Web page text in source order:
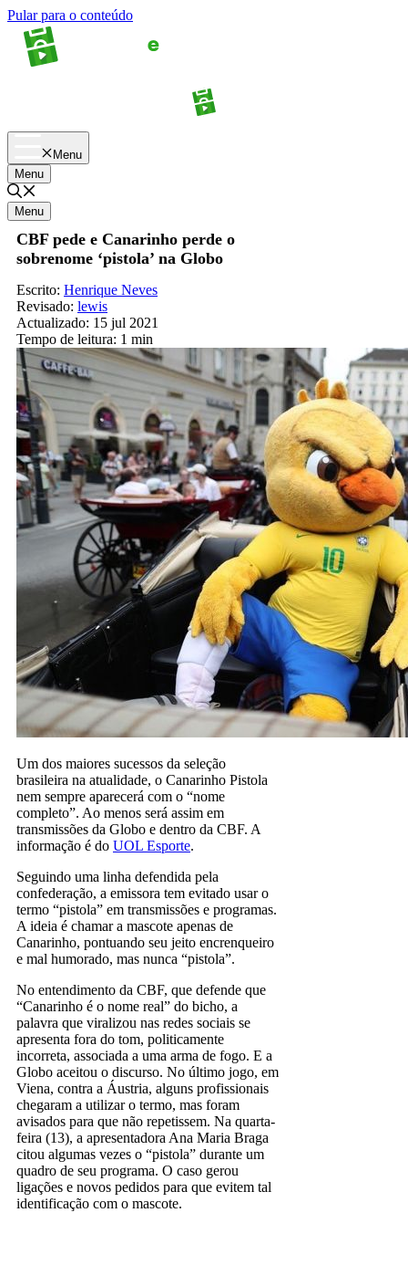
Pular para o conteúdo
Menu
Menu
Menu
CBF pede e Canarinho perde o
sobrenome ‘pistola’ na Globo
Escrito: Henrique Neves
Revisado: lewis
Actualizado: 15 jul 2021
Tempo de leitura: 1 min
Um dos maiores sucessos da seleção
brasileira na atualidade, o Canarinho Pistola
nem sempre aparecerá com o “nome
completo”. Ao menos será assim em
transmissões da Globo e dentro da CBF. A
informação é do UOL Esporte.
Seguindo uma linha defendida pela
confederação, a emissora tem evitado usar o
termo “pistola” em transmissões e programas.
A ideia é chamar a mascote apenas de
Canarinho, pontuando seu jeito encrenqueiro
e mal humorado, mas nunca “pistola”.
No entendimento da CBF, que defende que
“Canarinho é o nome real” do bicho, a
palavra que viralizou nas redes sociais se
apresenta fora do tom, politicamente
incorreta, associada a uma arma de fogo. E a
Globo aceitou o discurso. No último jogo, em
Viena, contra a Áustria, alguns profissionais
chegaram a utilizar o termo, mas foram
avisados para que não repetissem. Na quarta-
feira (13), a apresentadora Ana Maria Braga
citou algumas vezes o “pistola” durante um
quadro de seu programa. O caso gerou
ligações e novos pedidos para que evitem tal
identificação com o mascote.